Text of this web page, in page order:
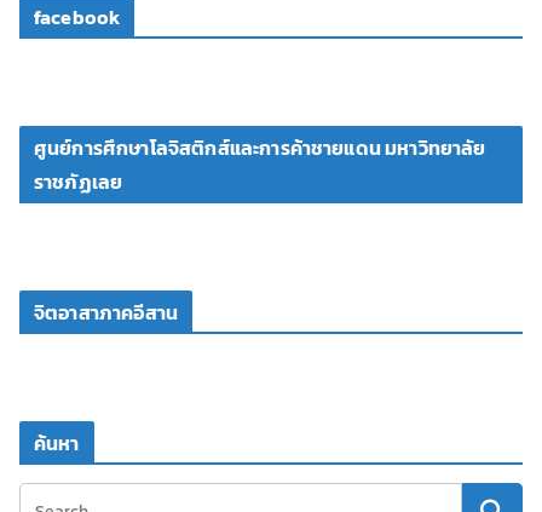
facebook
ศูนย์การศึกษาโลจิสติกส์และการค้าชายแดน มหาวิทยาลัย
ราชภัฏเลย
จิตอาสาภาคอีสาน
ค้นหา